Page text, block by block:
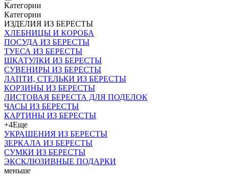
Категории
Категории
ИЗДЕЛИЯ ИЗ БЕРЕСТЫ
ХЛЕБНИЦЫ И КОРОБА
ПОСУДА ИЗ БЕРЕСТЫ
ТУЕСА ИЗ БЕРЕСТЫ
ШКАТУЛКИ ИЗ БЕРЕСТЫ
СУВЕНИРЫ ИЗ БЕРЕСТЫ
ЛАПТИ, СТЕЛЬКИ ИЗ БЕРЕСТЫ
КОРЗИНЫ ИЗ БЕРЕСТЫ
ЛИСТОВАЯ БЕРЕСТА ДЛЯ ПОДЕЛОК
ЧАСЫ ИЗ БЕРЕСТЫ
КАРТИНЫ ИЗ БЕРЕСТЫ
+4Еще
УКРАШЕНИЯ ИЗ БЕРЕСТЫ
ЗЕРКАЛА ИЗ БЕРЕСТЫ
СУМКИ ИЗ БЕРЕСТЫ
ЭКСКЛЮЗИВНЫЕ ПОДАРКИ
меньше